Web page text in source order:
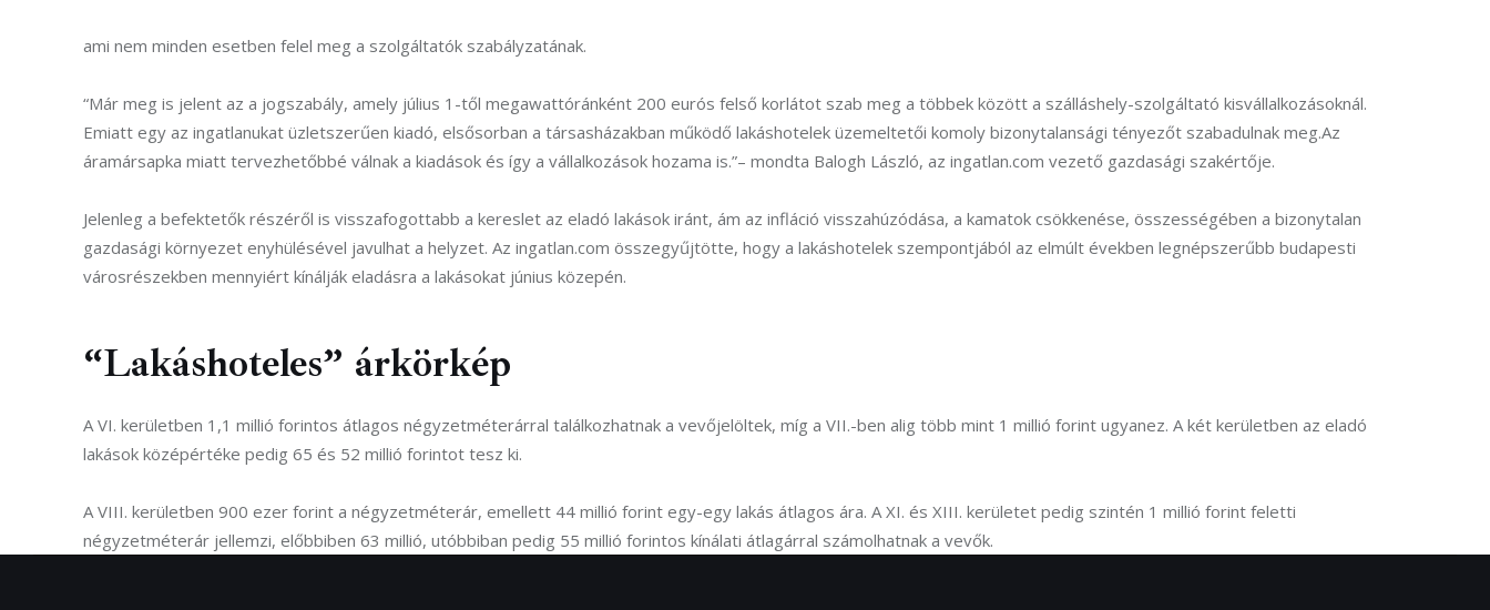
ami nem minden esetben felel meg a szolgáltatók szabályzatának.
“Már meg is jelent az a jogszabály, amely július 1-től megawattóránként 200 eurós felső korlátot szab meg a többek között a szálláshely-szolgáltató kisvállalkozásoknál.
Emiatt egy az ingatlanukat üzletszerűen kiadó, elsősorban a társasházakban működő lakáshotelek üzemeltetői komoly bizonytalansági tényezőt szabadulnak meg.Az
áramársapka miatt tervezhetőbbé válnak a kiadások és így a vállalkozások hozama is.”– mondta Balogh László, az ingatlan.com vezető gazdasági szakértője.
Jelenleg a befektetők részéről is visszafogottabb a kereslet az eladó lakások iránt, ám az infláció visszahúzódása, a kamatok csökkenése, összességében a bizonytalan
gazdasági környezet enyhülésével javulhat a helyzet. Az ingatlan.com összegyűjtötte, hogy a lakáshotelek szempontjából az elmúlt években legnépszerűbb budapesti
városrészekben mennyiért kínálják eladásra a lakásokat június közepén.
“Lakáshoteles” árkörkép
A VI. kerületben 1,1 millió forintos átlagos négyzetméterárral találkozhatnak a vevőjelöltek, míg a VII.-ben alig több mint 1 millió forint ugyanez. A két kerületben az eladó
lakások középértéke pedig 65 és 52 millió forintot tesz ki.
A VIII. kerületben 900 ezer forint a négyzetméterár, emellett 44 millió forint egy-egy lakás átlagos ára. A XI. és XIII. kerületet pedig szintén 1 millió forint feletti
négyzetméterár jellemzi, előbbiben 63 millió, utóbbiban pedig 55 millió forintos kínálati átlagárral számolhatnak a vevők.